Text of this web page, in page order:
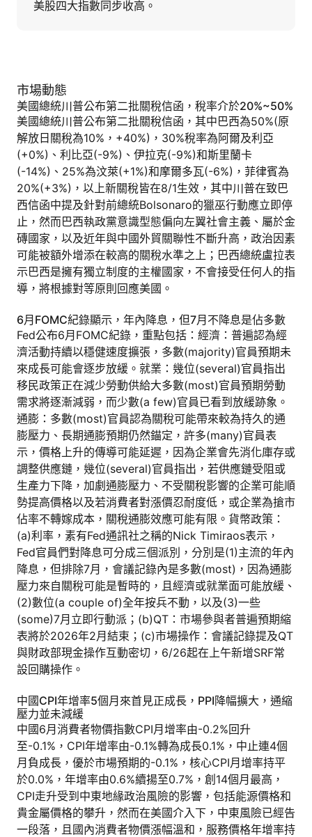
美股四大指數同步收高。
市場動態
美國總統川普公布第二批關稅信函，稅率介於20%~50%
美國總統川普公布第二批關稅信函，其中巴西為50%(原
解放日關稅為10%，+40%)，30%稅率為阿爾及利亞
(+0%)、利比亞(-9%)、伊拉克(-9%)和斯里蘭卡
(-14%)、25%為汶萊(+1%)和摩爾多瓦(-6%)，菲律賓為
20%(+3%)，以上新關稅皆在8/1生效，其中川普在致巴
西信函中提及針對前總統Bolsonaro的獵巫行動應立即停
止，然而巴西執政黨意識型態偏向左翼社會主義、屬於金
磚國家，以及近年與中國外貿關聯性不斷升高，政治因素
可能被額外增添在較高的關稅水準之上；巴西總統盧拉表
示巴西是擁有獨立制度的主權國家，不會接受任何人的指
導，將根據對等原則回應美國。
6月FOMC紀錄顯示，年內降息，但7月不降息是佔多數
Fed公布6月FOMC紀錄，重點包括：經濟：普遍認為經
濟活動持續以穩健速度擴張，多數(majority)官員預期未
來成長可能會逐步放緩。就業：幾位(several)官員指出
移民政策正在減少勞動供給大多數(most)官員預期勞動
需求將逐漸減弱，而少數(a few)官員已看到放緩跡象。
通膨：多數(most)官員認為關稅可能帶來較為持久的通
膨壓力、長期通膨預期仍然錨定，許多(many)官員表
示，價格上升的傳導可能延遲，因為企業會先消化庫存或
調整供應鏈，幾位(several)官員指出，若供應鏈受阻或
生產力下降，加劇通膨壓力、不受關稅影響的企業可能順
勢提高價格以及若消費者對漲價忍耐度低，或企業為搶市
佔率不轉嫁成本，關稅通膨效應可能有限。貨幣政策：
(a)利率，素有Fed通訊社之稱的Nick Timiraos表示，
Fed官員們對降息可分成三個派別，分別是(1)主流的年內
降息，但排除7月，會議記錄內是多數(most)，因為通膨
壓力來自關稅可能是暫時的，且經濟或就業面可能放緩、
(2)數位(a couple of)全年按兵不動，以及(3)一些
(some)7月立即行動派；(b)QT：市場參與者普遍預期縮
表將於2026年2月結束；(c)市場操作：會議記錄提及QT
與財政部現金操作互動密切，6/26起在上午新增SRF常
設回購操作。
中國CPI年增率5個月來首見正成長，PPI降幅擴大，通縮
壓力並未減緩
中國6月消費者物價指數CPI月增率由-0.2%回升
至-0.1%，CPI年增率由-0.1%轉為成長0.1%，中止連4個
月負成長，優於市場預期的-0.1%，核心CPI月增率持平
於0.0%，年增率由0.6%續揚至0.7%，創14個月最高，
CPI走升受到中東地緣政治風險的影響，包括能源價格和
貴金屬價格的攀升，然而在美國介入下，中東風險已經告
一段落，且國內消費者物價漲幅溫和，服務價格年增率持